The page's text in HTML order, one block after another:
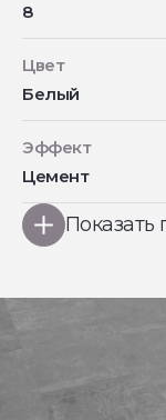
8
Цвет
Белый
Эффект
Цемент
Показать